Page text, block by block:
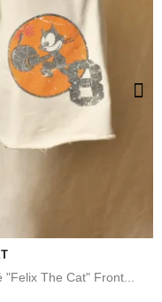
"Felix The Cat" Front...